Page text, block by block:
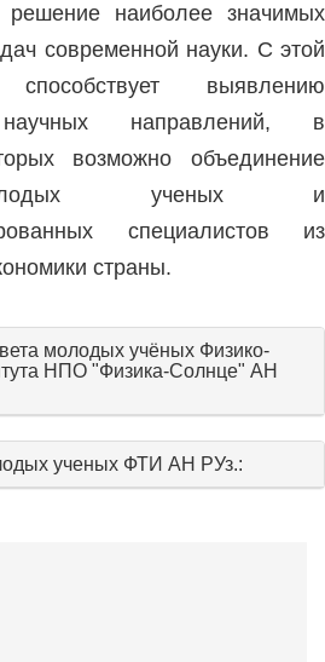
наиболее значимых
современной науки. С этой
выявлению
научных направлений, в
возможно объединение
ученых и
специалистов из
страны.
молодых учёных Физико-
НПО "Физика-Солнце" АН
ученых ФТИ АН РУз.: